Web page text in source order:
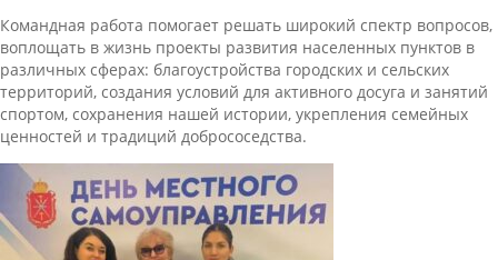
Командная работа помогает решать широкий спектр вопросов,
воплощать в жизнь проекты развития населенных пунктов в
различных сферах: благоустройства городских и сельских
территорий, создания условий для активного досуга и занятий
спортом, сохранения нашей истории, укрепления семейных
ценностей и традиций добрососедства.